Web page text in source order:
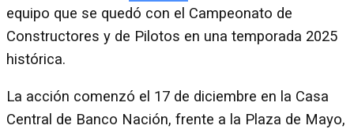
equipo que se quedó con el Campeonato de
Constructores y de Pilotos en una temporada 2025
histórica.
La acción comenzó el 17 de diciembre en la Casa
Central de Banco Nación, frente a la Plaza de Mayo,